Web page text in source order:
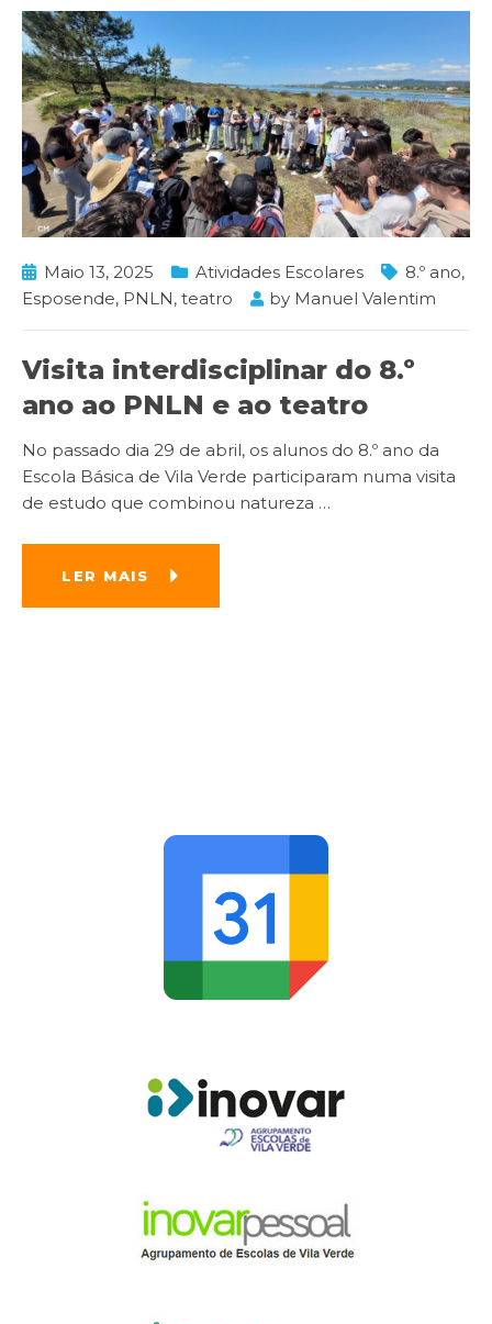
Maio 13, 2025 Atividades Escolares 8.º ano,
Esposende, PNLN, teatro by Manuel Valentim
Visita interdisciplinar do 8.º
ano ao PNLN e ao teatro
No passado dia 29 de abril, os alunos do 8.º ano da
Escola Básica de Vila Verde participaram numa visita
de estudo que combinou natureza …
LER MAIS